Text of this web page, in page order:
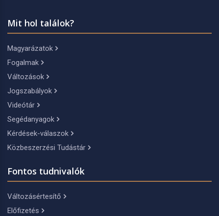
Mit hol találok?
Magyarázatok
Fogalmak
Változások
Jogszabályok
Videótár
Segédanyagok
Kérdések-válaszok
Közbeszerzési Tudástár
Fontos tudnivalók
Változásértesítő
Előfizetés